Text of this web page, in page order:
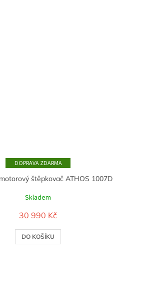
ZDARMA
štěpkovač ATHOS 1007D
Skladem
30 990 Kč
DO KOŠÍKU